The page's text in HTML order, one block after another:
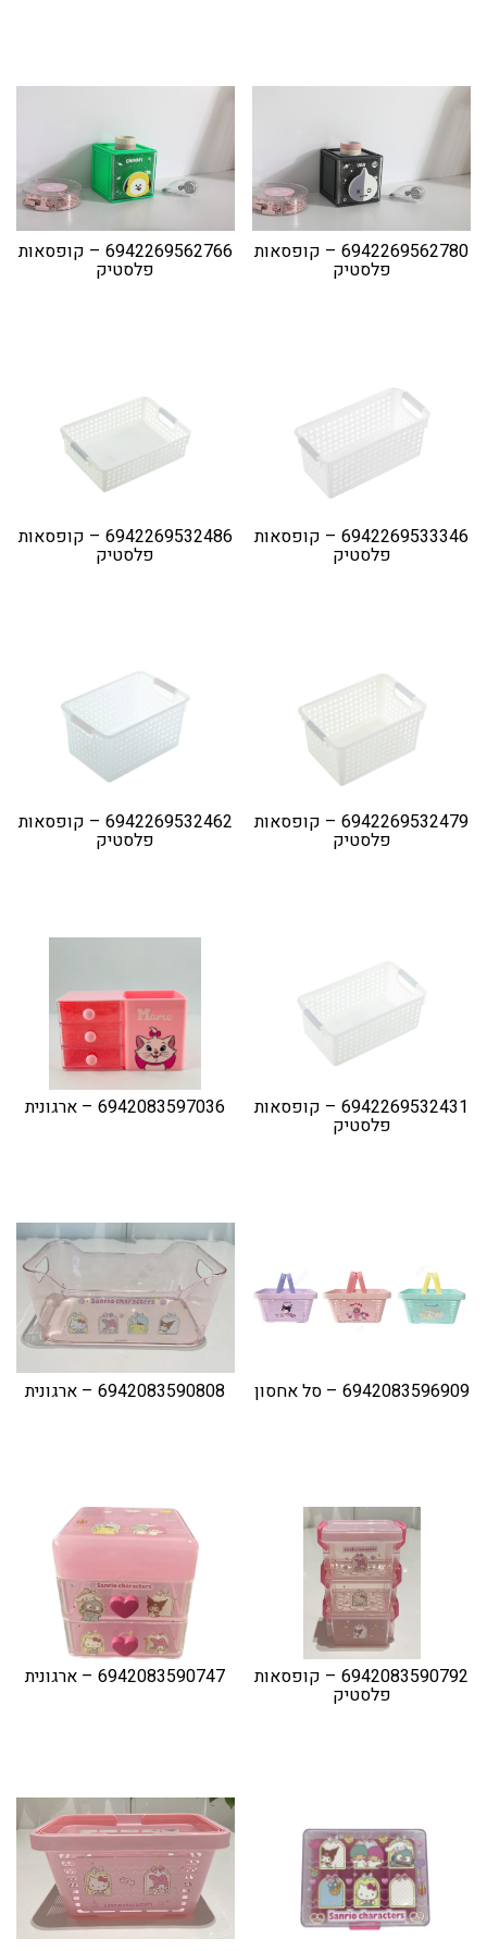
6942269562780 – קופסאות
פלסטיק
6942269562766 – קופסאות
פלסטיק
6942269533346 – קופסאות
פלסטיק
6942269532486 – קופסאות
פלסטיק
6942269532479 – קופסאות
פלסטיק
6942269532462 – קופסאות
פלסטיק
6942269532431 – קופסאות
פלסטיק
6942083597036 – ארגונית
6942083596909 – סל אחסון 6942083590808 – ארגונית
6942083590792 – קופסאות
פלסטיק
6942083590747 – ארגונית